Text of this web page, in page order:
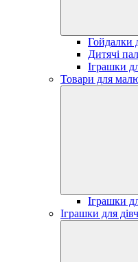
Гойдалки
Дитячі
Іграшки
Товари для
Іграшки
Іграшки для